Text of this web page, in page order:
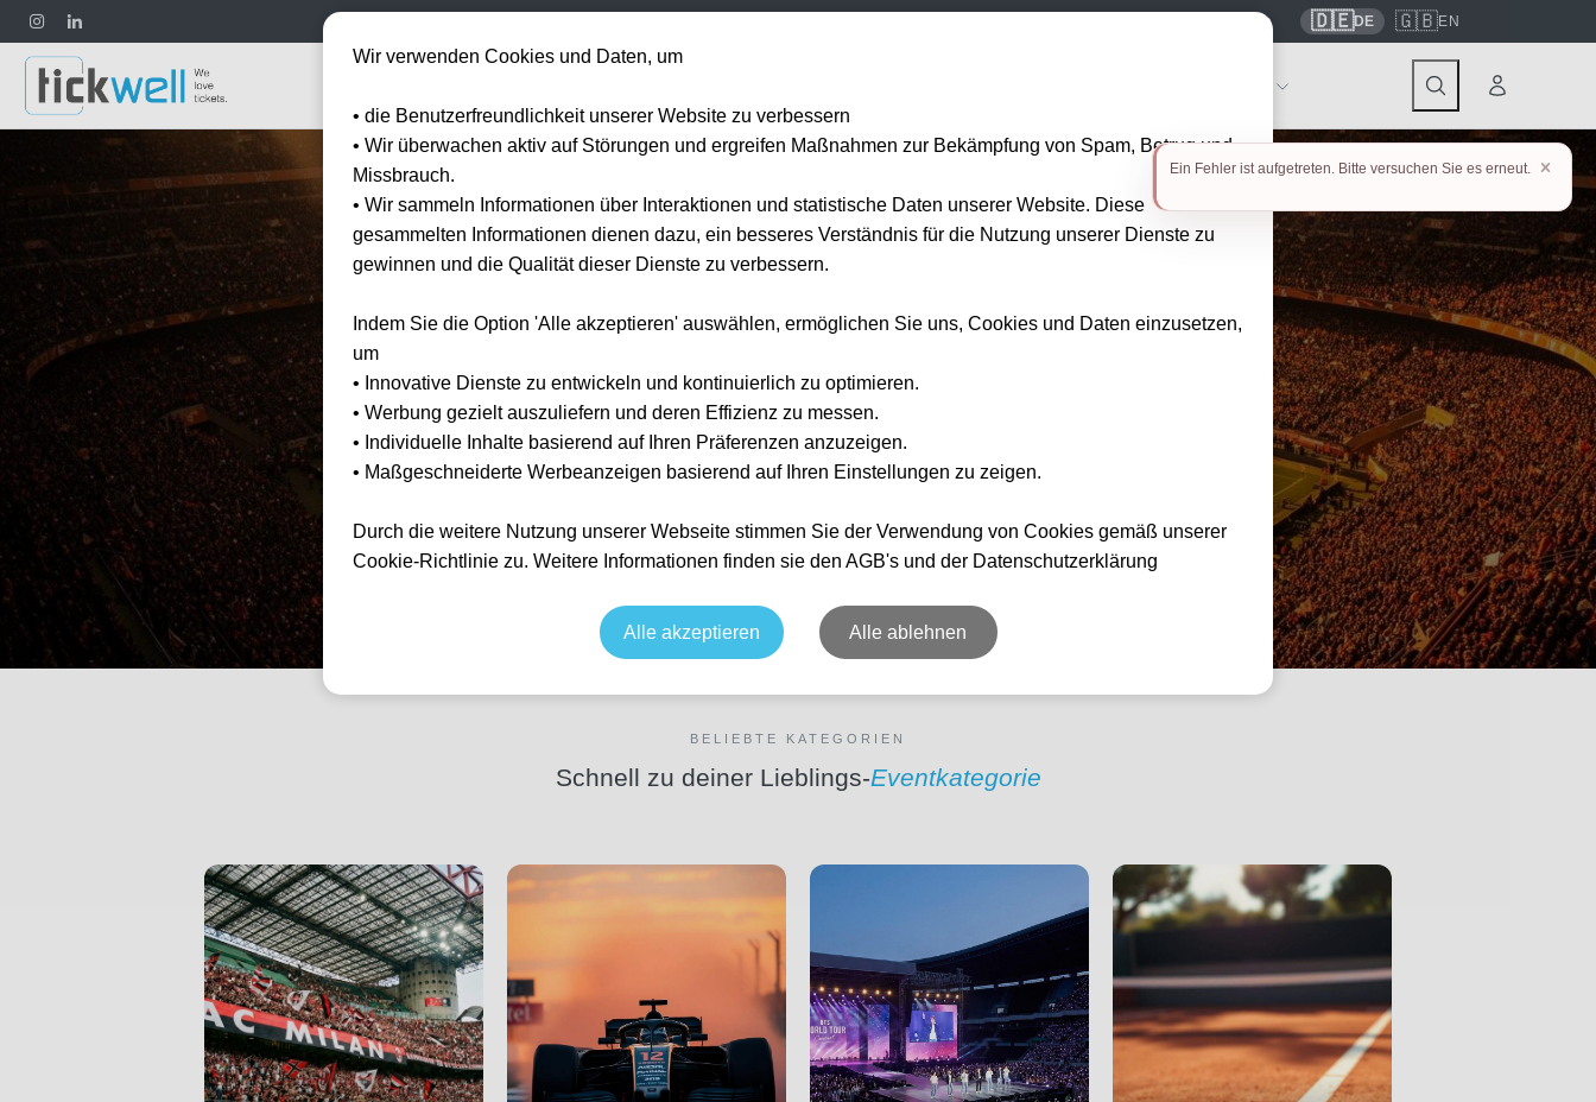
Ein Fehler ist aufgetreten. Bitte versuchen Sie es erneut.
contact@tickwell-travel.de 🇩🇪DE 🇬🇧EN
Tickets und Reisepakete für
Sport- und Live-Events
weltweit
⚽ 1. Bundesliga 🎾 Grand Slams 🏎 Formel 1 🎵 Konzerte ⭐ Champions League
BELIEBTE KATEGORIEN
Schnell zu deiner Lieblings-Eventkategorie
Wir verwenden Cookies und Daten, um
• die Benutzerfreundlichkeit unserer Website zu verbessern
• Wir überwachen aktiv auf Störungen und ergreifen Maßnahmen zur Bekämpfung von Spam, Betrug und
Missbrauch.
• Wir sammeln Informationen über Interaktionen und statistische Daten unserer Website. Diese
gesammelten Informationen dienen dazu, ein besseres Verständnis für die Nutzung unserer Dienste zu
gewinnen und die Qualität dieser Dienste zu verbessern.
Indem Sie die Option 'Alle akzeptieren' auswählen, ermöglichen Sie uns, Cookies und Daten einzusetzen,
um
• Innovative Dienste zu entwickeln und kontinuierlich zu optimieren.
• Werbung gezielt auszuliefern und deren Effizienz zu messen.
• Individuelle Inhalte basierend auf Ihren Präferenzen anzuzeigen.
• Maßgeschneiderte Werbeanzeigen basierend auf Ihren Einstellungen zu zeigen.
Durch die weitere Nutzung unserer Webseite stimmen Sie der Verwendung von Cookies gemäß unserer
Cookie-Richtlinie zu. Weitere Informationen finden sie den AGB's und der Datenschutzerklärung
Alle akzeptieren Alle ablehnen